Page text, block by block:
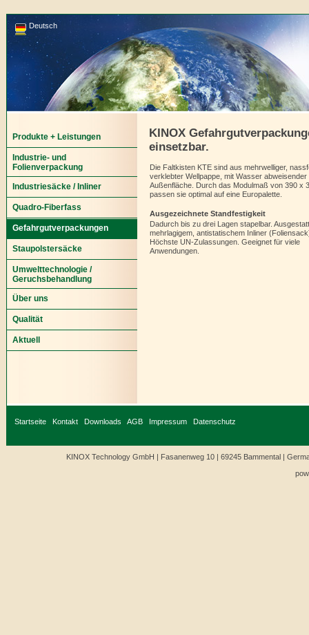
Deutsch
Produkte + Leistungen
Industrie- und
Folienverpackung
Industriesäcke / Inliner
Quadro-Fiberfass
Gefahrgutverpackungen
Staupolstersäcke
Umwelttechnologie /
Geruchsbehandlung
Über uns
Qualität
Aktuell
KINOX
einsetzbar.
Die Faltkisten KTE sind aus mehrwelliger,
verklebter Wellpappe, mit Wasser abweisender
Außenfläche. Durch das Modulmaß von 390 x
passen sie optimal auf eine Europalette.
Ausgezeichnete Standfestigkeit
Dadurch bis zu drei Lagen stapelbar.
mehrlagigem, antistatischem Inliner
Höchste UN-Zulassungen. Geeignet für viele
Anwendungen.
Startseite Kontakt Downloads AGB Impressum Datenschutz
KINOX Technology GmbH | Fasanenweg 10 | 69245 Bammental |